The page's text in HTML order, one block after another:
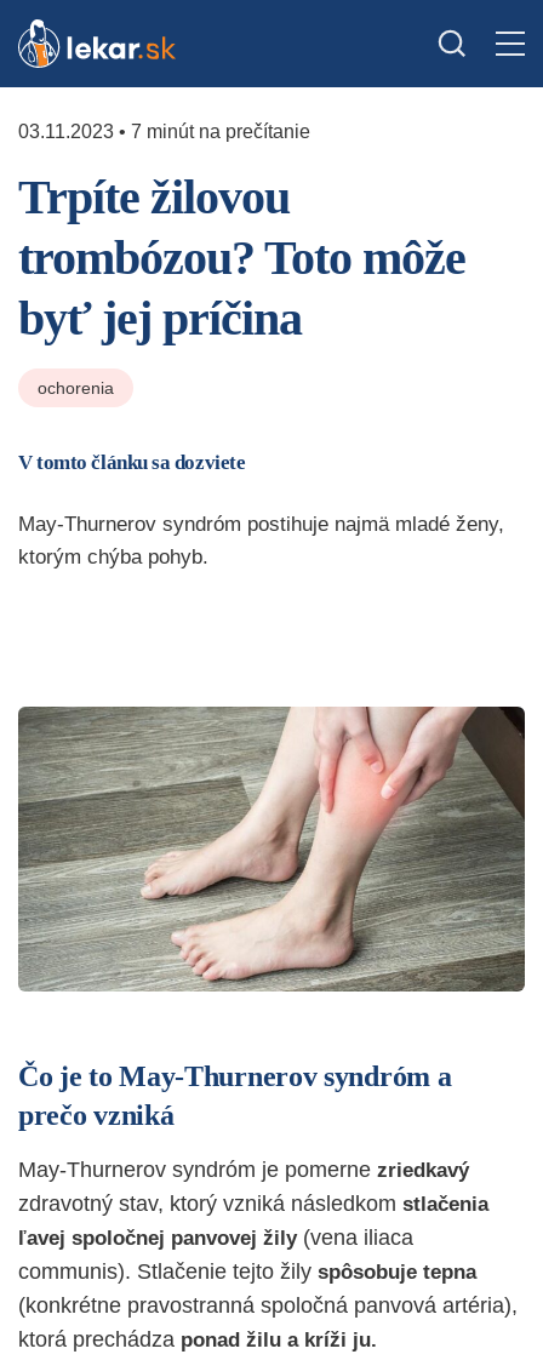
03.11.2023 • 7 minút na prečítanie
Trpíte žilovou
trombózou? Toto môže
byť jej príčina
ochorenia
V tomto článku sa dozviete
May-Thurnerov syndróm postihuje najmä mladé ženy,
ktorým chýba pohyb.
Čo je to May-Thurnerov syndróm a
prečo vzniká
May-Thurnerov syndróm je pomerne zriedkavý
zdravotný stav, ktorý vzniká následkom stlačenia
ľavej spoločnej panvovej žily(vena iliaca
communis). Stlačenie tejto žily spôsobuje tepna
(konkrétne pravostranná spoločná panvová artéria),
ktorá prechádza ponad žilu a kríži ju.